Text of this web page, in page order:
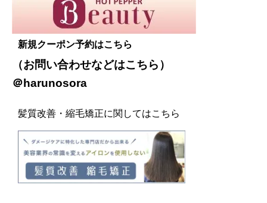
新規クーポン予約はこちら
（お問い合わせなどはこちら ）
＠harunosora
髪質改善・縮毛矯正に関してはこちら